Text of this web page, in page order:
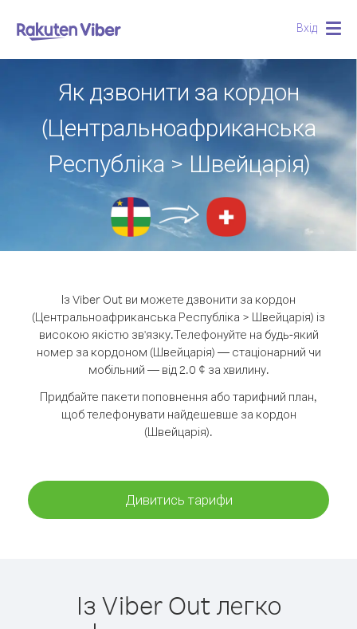
Вхід
Як дзвонити за кордон
(Центральноафриканська
Республіка > Швейцарія)
Із Viber Out ви можете дзвонити за кордон
(Центральноафриканська Республіка > Швейцарія) із
високою якістю зв'язку.Телефонуйте на будь-який
номер за кордоном (Швейцарія) — стаціонарний чи
мобільний — від 2.0 ¢ за хвилину.
Придбайте пакети поповнення або тарифний план,
щоб телефонувати найдешевше за кордон
(Швейцарія).
Дивитись тарифи
Із Viber Out легко